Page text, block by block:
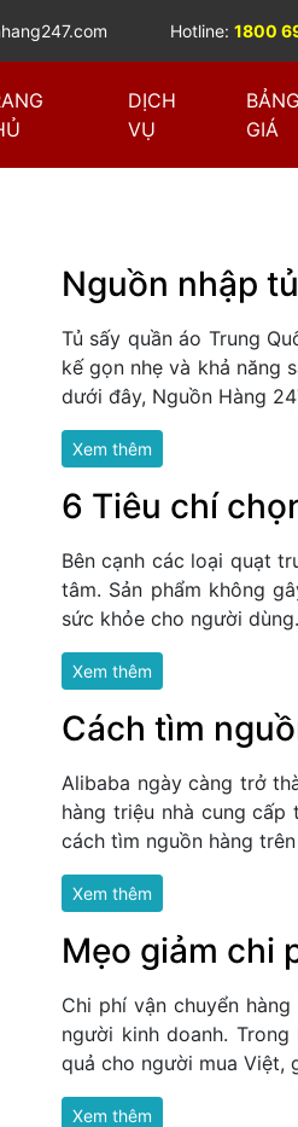
Hotline: 1800
DỊCH
VỤ
BẢNG
GIÁ
Nguồn nhập
Tủ sấy quần áo Trung
kế gọn nhẹ và khả năng
dưới đây, Nguồn Hàng
Xem thêm
6 Tiêu chí
Bên cạnh các loại quạt
tâm. Sản phẩm không
sức khỏe cho người
Xem thêm
Cách tìm
Alibaba ngày càng trở
hàng triệu nhà cung cấp
cách tìm nguồn hàng
Xem thêm
Mẹo giảm chi
Chi phí vận chuyển
người kinh doanh.
quả cho người mua Việt,
Xem thêm